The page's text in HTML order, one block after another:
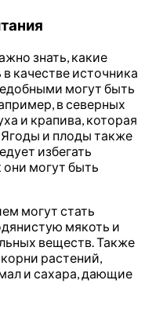
знать, какие
качестве источника
могут быть
в северных
и крапива, которая
и плоды также
избегать
они могут быть
могут стать
мякоть и
веществ. Также
растений,
и сахара, дающие